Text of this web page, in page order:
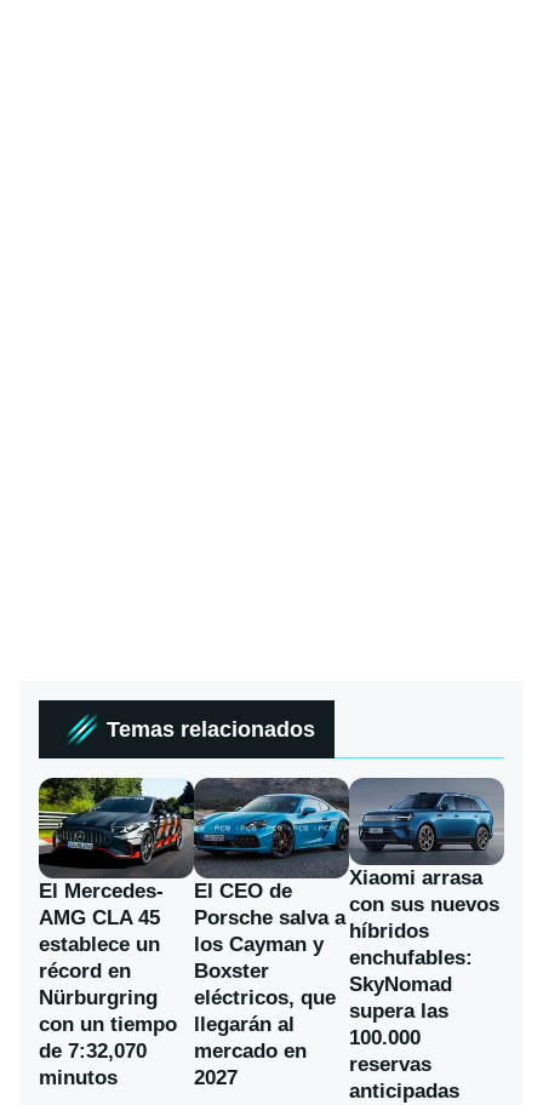
Temas relacionados
El Mercedes-
AMG CLA 45
establece un
récord en
Nürburgring
con un tiempo
de 7:32,070
minutos
El CEO de
Porsche salva a
los Cayman y
Boxster
eléctricos, que
llegarán al
mercado en
2027
Xiaomi arrasa
con sus nuevos
híbridos
enchufables:
SkyNomad
supera las
100.000
reservas
anticipadas